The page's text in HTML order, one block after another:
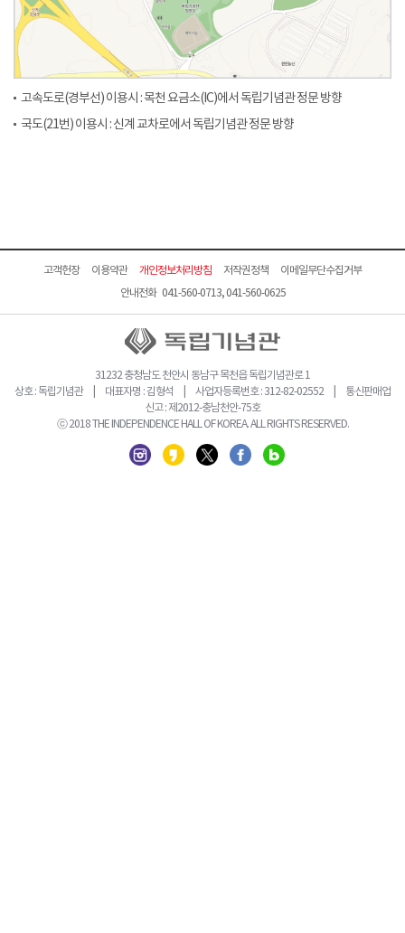
고속도로(경부선) 이용시 : 목천 요금소(IC)에서 독립기념관 정문 방향
국도(21번) 이용시 : 신계 교차로에서 독립기념관 정문 방향
고객헌장 이용약관 개인정보처리방침 저작권정책
이메일무단수집거부
안내전화 041-560-0713, 041-560-0625
31232 충청남도 천안시 동남구 목천읍 독립기념관로 1
상호 : 독립기념관 | 대표자명 : 김형석 | 사업자등록번호 : 312-82-02552 | 통신판매업
신고 : 제2012-충남천안-75호
ⓒ 2018 THE INDEPENDENCE HALL OF KOREA. ALL RIGHTS RESERVED.